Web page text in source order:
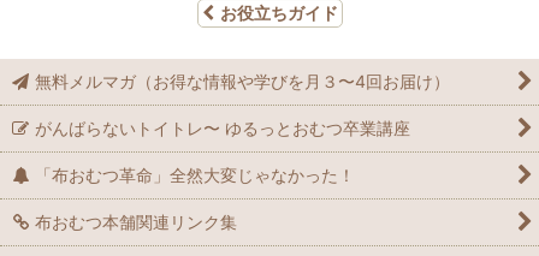
お役立ちガイド
無料メルマガ（お得な情報や学びを月３〜4回お届け）
がんばらないトイトレ〜 ゆるっとおむつ卒業講座
「布おむつ革命」全然大変じゃなかった！
布おむつ本舗関連リンク集